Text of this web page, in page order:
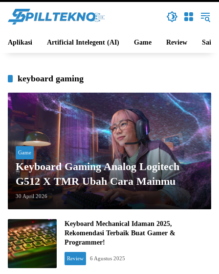
Aplikasi Artificial Intelegent (AI) Game Review Sains
keyboard gaming
Game
Keyboard Gaming Analog Logitech
G512 X TMR Ubah Cara Mainmu
30 April 2026
Keyboard Mechanical Idaman 2025,
Rekomendasi Terbaik Buat Gamer &
Programmer!
Review 6 Agustus 2025